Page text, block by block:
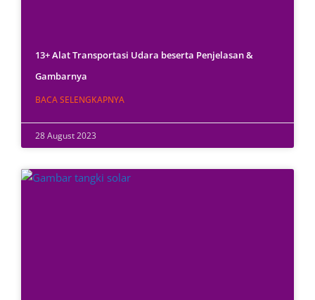
13+ Alat Transportasi Udara beserta Penjelasan &
Gambarnya
BACA SELENGKAPNYA
28 August 2023